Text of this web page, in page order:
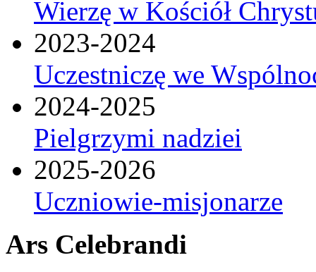
Wierzę w Kościół
2023-2024
Uczestniczę we
2024-2025
Pielgrzymi nadziei
2025-2026
Uczniowie-misjonarze
Ars Celebrandi